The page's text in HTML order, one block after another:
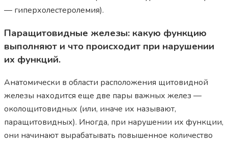
— гиперхолестеролемия).
Паращитовидные железы: какую функцию
выполняют и что происходит при нарушении
их функций.
Анатомически в области расположения щитовидной
железы находится еще две пары важных желез —
околощитовидных (или, иначе их называют,
паращитовидных). Иногда, при нарушении их функции,
они начинают вырабатывать повышенное количество